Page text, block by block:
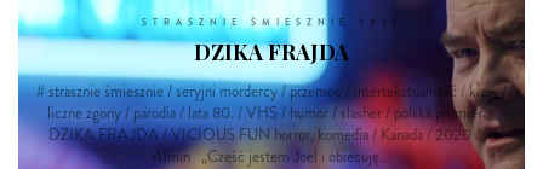
STRASZNIE ŚMIESZNIE 2021
DZIKA FRAJDA
# strasznie śmiesznie / seryjni mordercy / przemoc / intertekstualność / krew /
liczne zgony / parodia / lata 80. / VHS / humor / slasher / polska premiera
DZIKA FRAJDA / VICIOUS FUN horror, komedia / Kanada / 2020 / 1h
41min „Cześć jestem Joel i obiecuję...